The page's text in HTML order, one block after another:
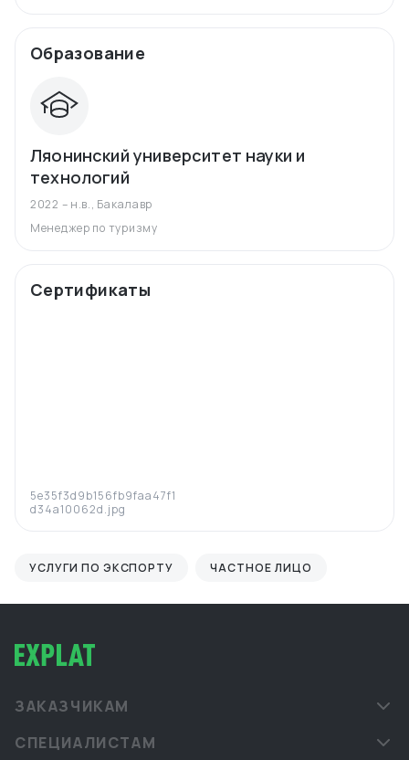
Образование
Ляонинский университет науки и
технологий
2022 – н.в., Бакалавр
Менеджер по туризму
Сертификаты
5e35f3d9b156fb9faa47f1
d34a10062d.jpg
УСЛУГИ ПО ЭКСПОРТУ ЧАСТНОЕ ЛИЦО
ЗАКАЗЧИКАМ
СПЕЦИАЛИСТАМ